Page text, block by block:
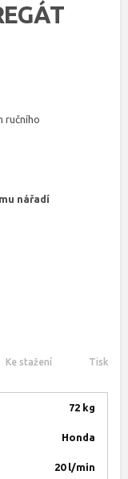
ručního
nářadí
Ke stažení Tisk
72 kg
Honda
20 l/min